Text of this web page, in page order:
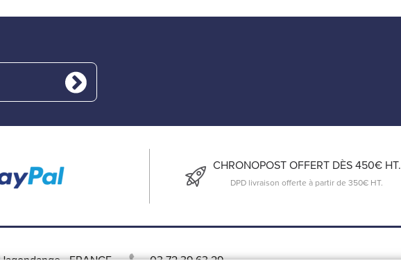
CHRONOPOST OFFERT DÈS 450€ HT.
DPD livraison offerte à partir de 350€ HT.